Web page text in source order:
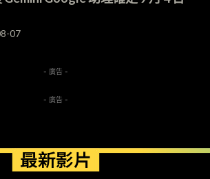
07
- 廣告 -
- 廣告 -
最新影片